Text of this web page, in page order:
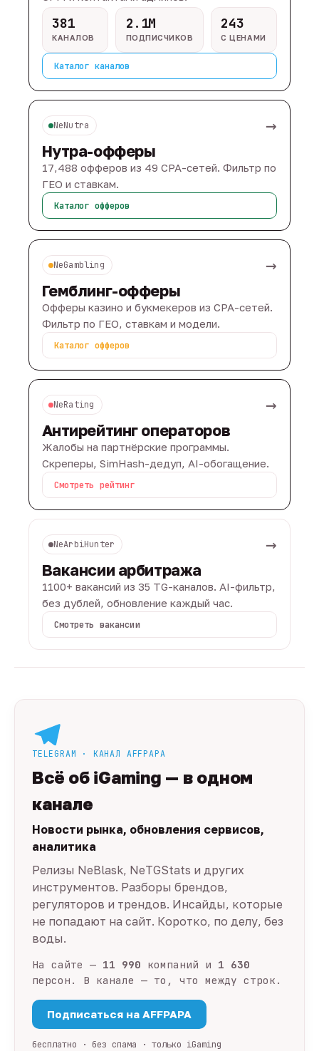
381
КАНАЛОВ
2.1M
ПОДПИСЧИКОВ
243
С ЦЕНАМИ
Каталог каналов
NeNutra →
Нутра-офферы
17,488 офферов из 49 CPA-сетей. Фильтр по
ГЕО и ставкам.
Каталог офферов
NeGambling →
Гемблинг-офферы
Офферы казино и букмекеров из CPA-сетей.
Фильтр по ГЕО, ставкам и модели.
Каталог офферов
NeRating →
Антирейтинг операторов
Жалобы на партнёрские программы.
Скреперы, SimHash-дедуп, AI-обогащение.
Смотреть рейтинг
NeArbiHunter →
Вакансии арбитража
1100+ вакансий из 35 TG-каналов. AI-фильтр,
без дублей, обновление каждый час.
Смотреть вакансии
TELEGRAM · КАНАЛ AFFPAPA
Всё об iGaming — в одном
канале
Новости рынка, обновления сервисов,
аналитика
Релизы NeBlask, NeTGStats и других
инструментов. Разборы брендов,
регуляторов и трендов. Инсайды, которые
не попадают на сайт. Коротко, по делу, без
воды.
На сайте — 11 990 компаний и 1 630
персон. В канале — то, что между строк.
Подписаться на AFFPAPA
бесплатно · без спама · только iGaming